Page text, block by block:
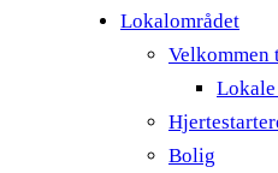
Lokalområdet
Velkommen
Bolig